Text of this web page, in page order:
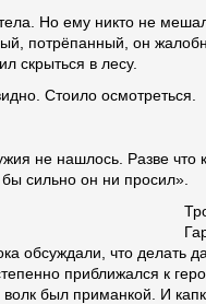
Но ему никто не
потрёпанный, он
скрыться в лесу.
Стоило осмотреться.
не нашлось. Разве
сильно он ни просил».
обсуждали, что делать
приближался к
был приманкой. И